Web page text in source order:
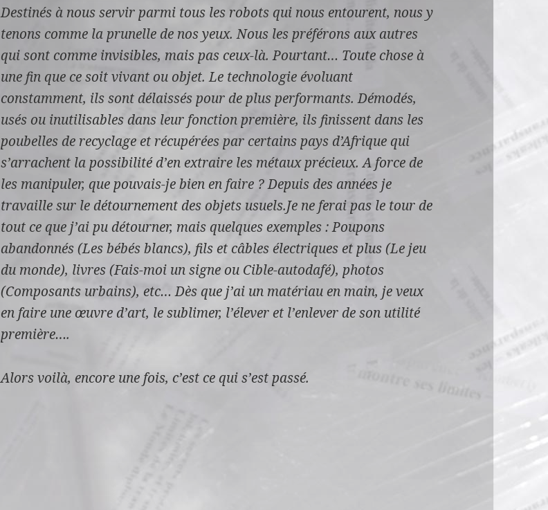
Destinés à nous servir parmi tous les robots qui nous entourent, nous y
tenons comme la prunelle de nos yeux. Nous les préférons aux autres
qui sont comme invisibles, mais pas ceux-là. Pourtant… Toute chose à
une fin que ce soit vivant ou objet. Le technologie évoluant
constamment, ils sont délaissés pour de plus performants. Démodés,
usés ou inutilisables dans leur fonction première, ils finissent dans les
poubelles de recyclage et récupérées par certains pays d’Afrique qui
s’arrachent la possibilité d’en extraire les métaux précieux. A force de
les manipuler, que pouvais-je bien en faire ? Depuis des années je
travaille sur le détournement des objets usuels.Je ne ferai pas le tour de
tout ce que j’ai pu détourner, mais quelques exemples : Poupons
abandonnés (Les bébés blancs), fils et câbles électriques et plus (Le jeu
du monde), livres (Fais-moi un signe ou Cible-autodafé), photos
(Composants urbains), etc… Dès que j’ai un matériau en main, je veux
en faire une œuvre d’art, le sublimer, l’élever et l’enlever de son utilité
première….
Alors voilà, encore une fois, c’est ce qui s’est passé.